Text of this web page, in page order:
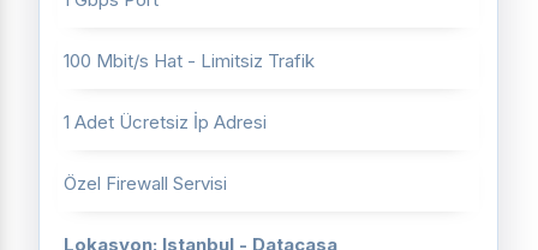
100 Mbit/s Hat - Limitsiz Trafik
1 Adet Ücretsiz İp Adresi
Özel Firewall Servisi
Lokasyon: Istanbul - Datacasa